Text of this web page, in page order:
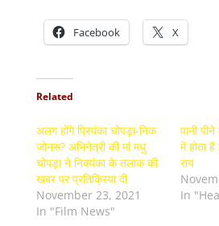
Facebook X
Related
अलग होंगे प्रियंका चोपड़ा-निक
जोनस? अभिनेत्री की मां मधु
चोपड़ा ने निक्यंका के तलाक की
खबर पर प्रतिक्रिया दी
November 23, 2021
In "Film News"
पानी
में होता
राय
In